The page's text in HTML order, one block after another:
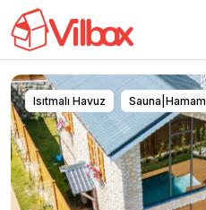
Isıtmalı Havuz Sauna|Hamam